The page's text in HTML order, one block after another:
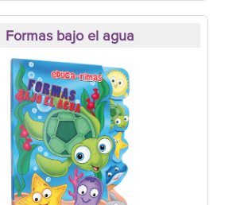
Formas bajo el agua